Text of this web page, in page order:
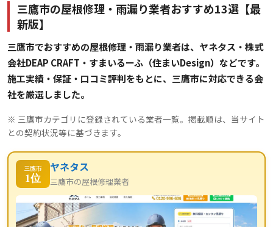
三鷹市の屋根修理・雨漏り業者おすすめ13選【最
新版】
三鷹市でおすすめの屋根修理・雨漏り業者は、ヤネタス・株式
会社DEAP CRAFT・すまいるーふ（住まいDesign）などです。
施工実績・保証・口コミ評判をもとに、三鷹市に対応できる会
社を厳選しました。
※ 三鷹市カテゴリに登録されている業者一覧。掲載順は、当サイト
との契約状況等に基づきます。
三鷹市
1位
ヤネタス
三鷹市の屋根修理業者